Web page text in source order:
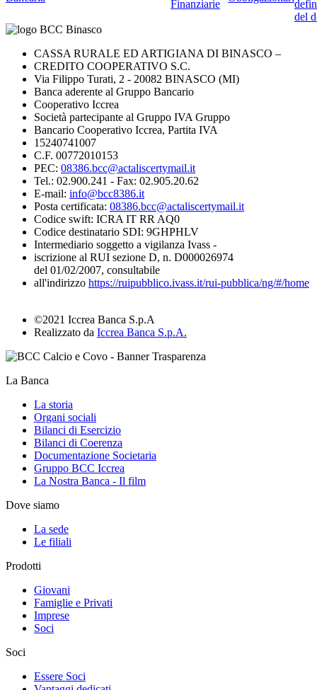
Finanziarie
del
CASSA RURALE ED ARTIGIANA DI BINASCO –
CREDITO COOPERATIVO S.C.
Via Filippo Turati, 2 - 20082 BINASCO (MI)
Banca aderente al Gruppo Bancario
Cooperativo Iccrea
Società partecipante al Gruppo IVA Gruppo
Bancario Cooperativo Iccrea, Partita IVA
15240741007
C.F. 00772010153
PEC: 08386.bcc@actaliscertymail.it
Tel.: 02.900.241 - Fax: 02.905.20.62
E-mail: info@bcc8386.it
Posta certificata: 08386.bcc@actaliscertymail.it
Codice swift: ICRA IT RR AQ0
Codice destinatario SDI: 9GHPHLV
Intermediario soggetto a vigilanza Ivass -
iscrizione al RUI sezione D, n. D000026974
del 01/02/2007, consultabile
all'indirizzo https://ruipubblico.ivass.it/rui-pubblica/ng/#/home
©2021 Iccrea Banca S.p.A
Realizzato da Iccrea Banca S.p.A.
La Banca
La storia
Organi sociali
Bilanci di Esercizio
Bilanci di Coerenza
Documentazione Societaria
Gruppo BCC Iccrea
La Nostra Banca - Il film
Dove siamo
La sede
Le filiali
Prodotti
Giovani
Famiglie e Privati
Imprese
Soci
Soci
Essere Soci